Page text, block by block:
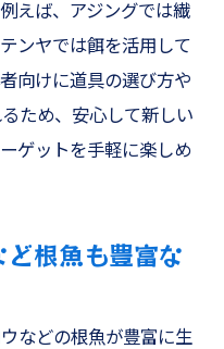
グで根魚釣りを満喫
彩な根魚釣り体験
オリイカのコツ
いアオリイカ釣り入
えば、アジングでは繊
ンヤでは餌を活用して
向けに道具の選び方や
ため、安心して新しい
ゲットを手軽に楽しめ
根魚も豊富な
などの根魚が豊富に生